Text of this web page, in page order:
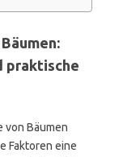
praktische
von Bäumen
Faktoren eine